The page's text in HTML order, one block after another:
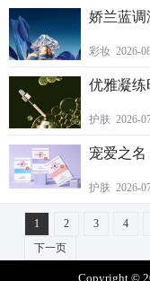
娇兰蓝调
彩妆 2026-
优雅凝
护肤 2026-
宠爱之
护肤 2026-
1 2 3 4
下一页
Copyright ©